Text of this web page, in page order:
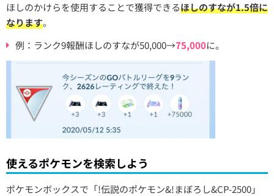
ほしのかけらを使用することで獲得できるほしのすなが1.5倍に
なります。
例：ランク9報酬ほしのすなが50,000→75,000に。
使えるポケモンを検索しよう
ポケモンボックスで「!伝説のポケモン&!まぼろし&CP-2500」